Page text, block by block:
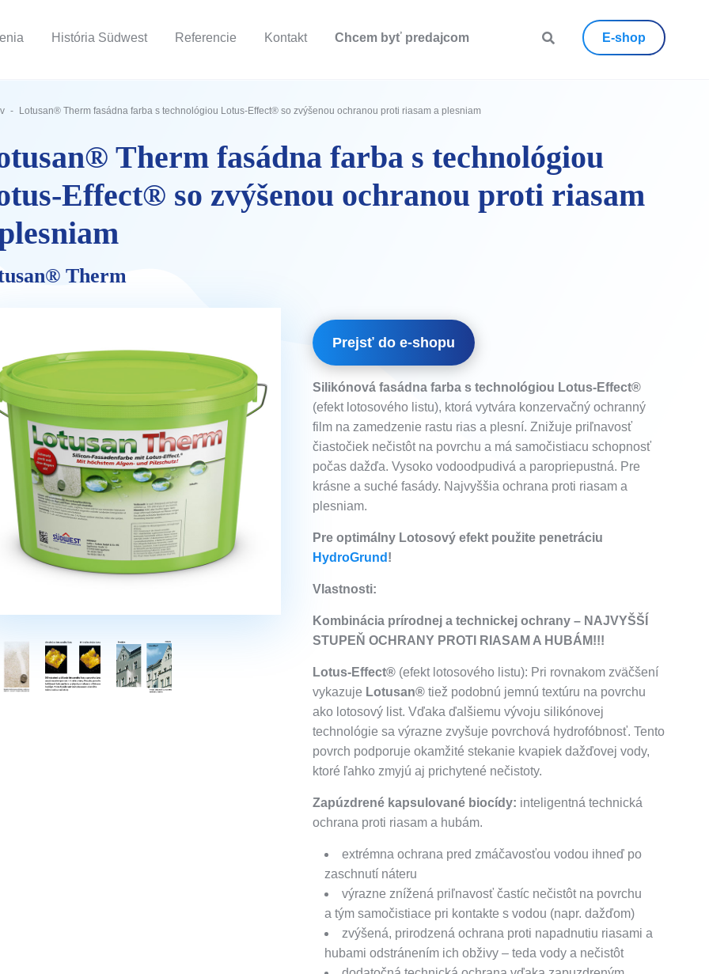
História Südwest Referencie Kontakt Chcem byť predajcom E-shop
Lotusan® Therm fasádna farba s technológiou Lotus-Effect® so zvýšenou ochranou proti riasam a plesniam
Therm fasádna farba s technológiou
Effect® so zvýšenou ochranou proti riasam
Therm
Prejsť do e-shopu
Silikónová fasádna farba s technológiou Lotus-Effect®
(efekt lotosového listu), ktorá vytvára konzervačný ochranný
film na zamedzenie rastu rias a plesní. Znižuje priľnavosť
čiastočiek nečistôt na povrchu a má samočistiacu schopnosť
počas dažďa. Vysoko vodoodpudivá a paropriepustná. Pre
krásne a suché fasády. Najvyššia ochrana proti riasam a
plesniam.
Pre optimálny Lotosový efekt použite penetráciu
HydroGrund !
Vlastnosti:
Kombinácia prírodnej a technickej ochrany – NAJVYŠŠÍ
STUPEŇ OCHRANY PROTI RIASAM A HUBÁM!!!
Lotus-Effect® (efekt lotosového listu): Pri rovnakom zväčšení
vykazuje Lotusan® tiež podobnú jemnú textúru na povrchu
ako lotosový list. Vďaka ďalšiemu vývoju silikónovej
technológie sa výrazne zvyšuje povrchová hydrofóbnosť. Tento
povrch podporuje okamžité stekanie kvapiek dažďovej vody,
ktoré ľahko zmyjú aj prichytené nečistoty.
Zapúzdrené kapsulované biocídy: inteligentná technická
ochrana proti riasam a hubám.
extrémna ochrana pred zmáčavosťou vodou ihneď po
zaschnutí náteru
výrazne znížená priľnavosť častíc nečistôt na povrchu
a tým samočistiace pri kontakte s vodou (napr. dažďom)
zvýšená, prirodzená ochrana proti napadnutiu riasami a
hubami odstránením ich obživy – teda vody a nečistôt